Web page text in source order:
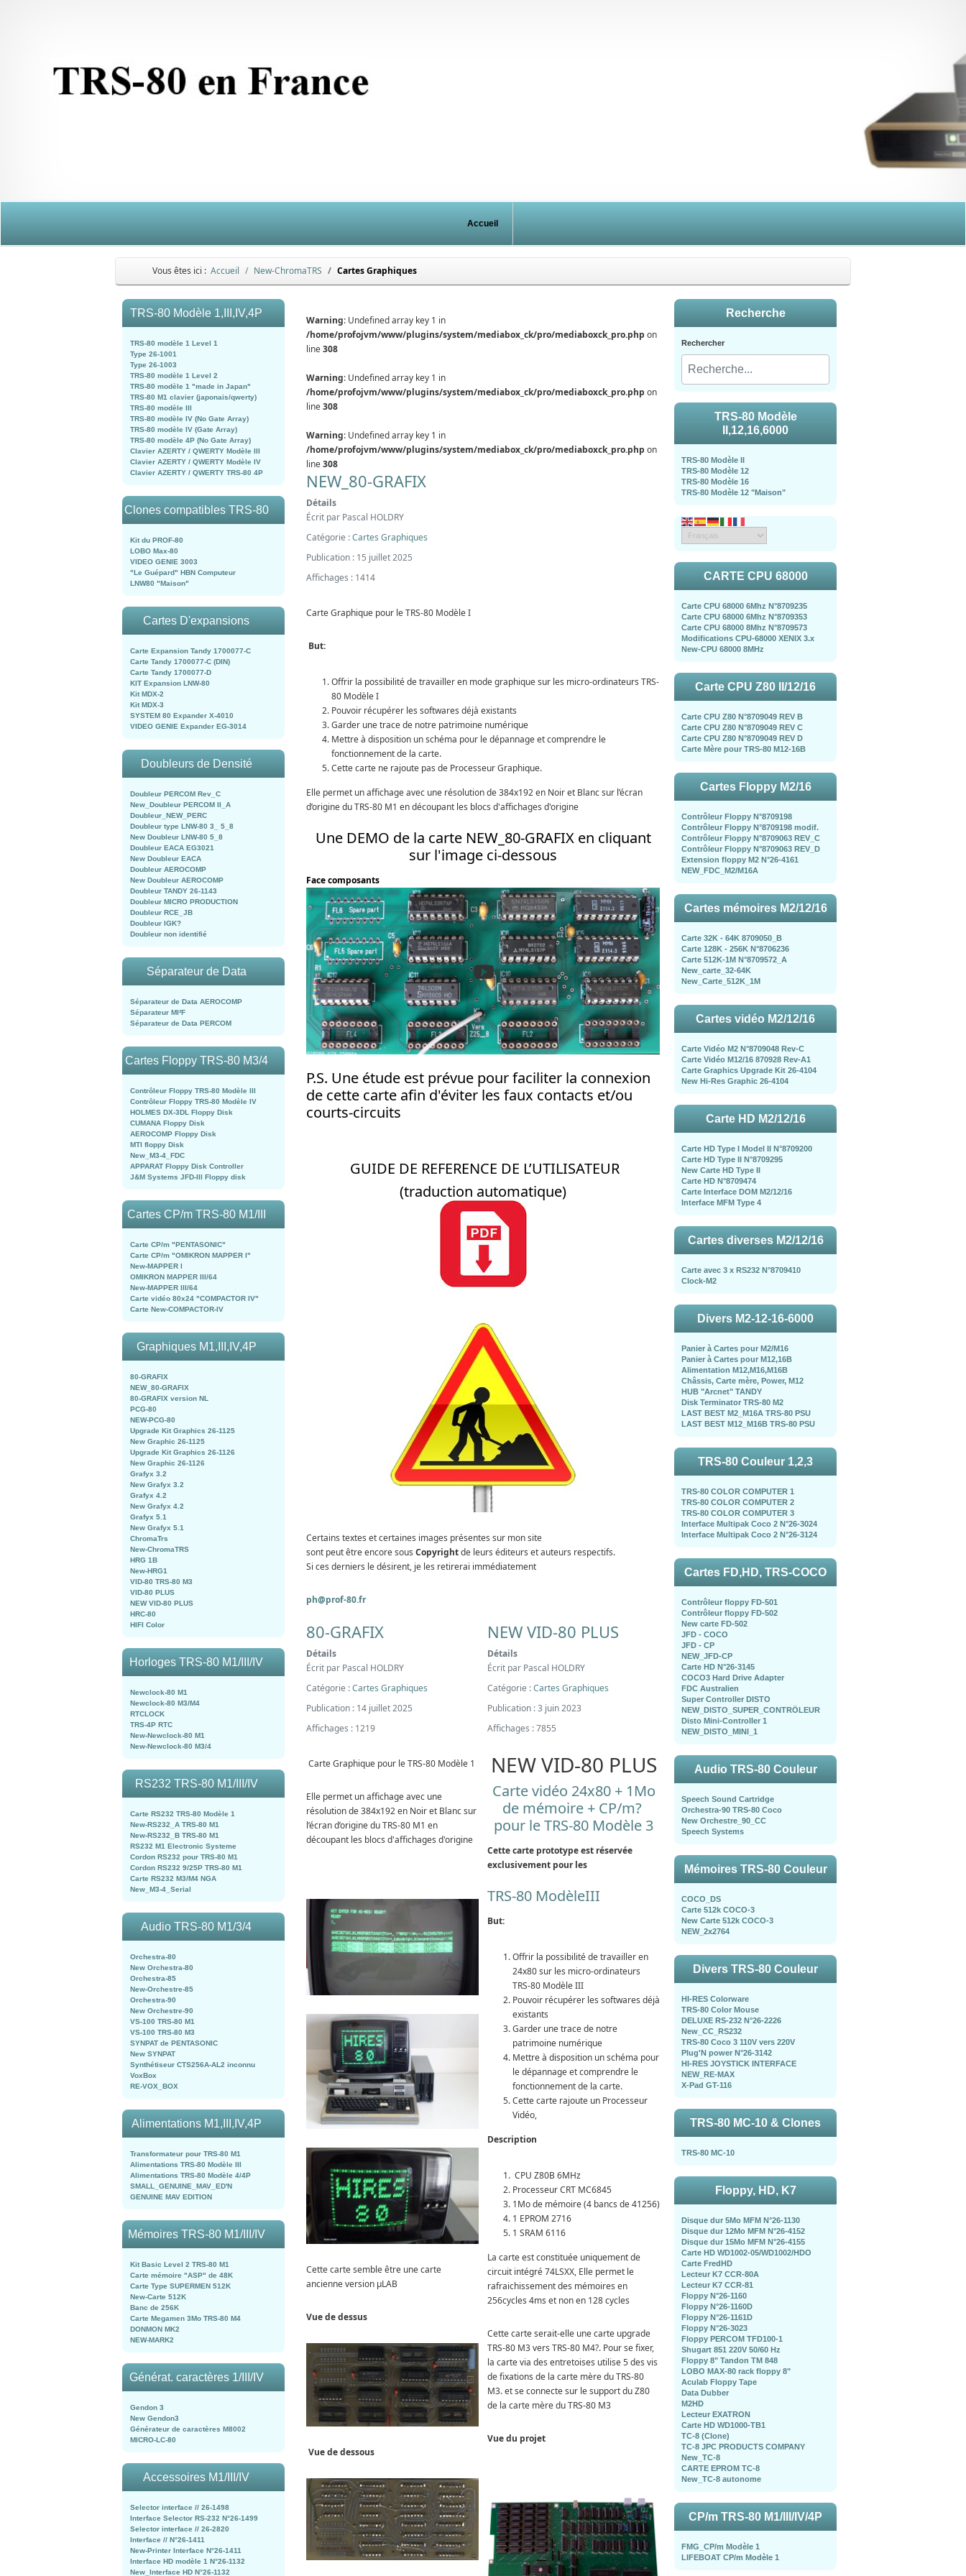
Accueil
Vous êtes ici : Accueil New-ChromaTRS Cartes Graphiques
TRS-80 Modèle 1,III,IV,4P
TRS-80 modèle 1 Level 1
Type 26-1001
Type 26-1003
TRS-80 modèle 1 Level 2
TRS-80 modèle 1 "made in Japan"
TRS-80 M1 clavier (japonais/qwerty)
TRS-80 modèle III
TRS-80 modèle IV (No Gate Array)
TRS-80 modèle IV (Gate Array)
TRS-80 modèle 4P (No Gate Array)
Clavier AZERTY / QWERTY Modèle III
Clavier AZERTY / QWERTY Modèle IV
Clavier AZERTY / QWERTY TRS-80 4P
Clones compatibles TRS-80
Kit du PROF-80
LOBO Max-80
VIDEO GENIE 3003
"Le Guépard" HBN Computeur
LNW80 "Maison"
Cartes D'expansions
Carte Expansion Tandy 1700077-C
Carte Tandy 1700077-C (DIN)
Carte Tandy 1700077-D
KIT Expansion LNW-80
Kit MDX-2
Kit MDX-3
SYSTEM 80 Expander X-4010
VIDEO GENIE Expander EG-3014
Doubleurs de Densité
Doubleur PERCOM Rev_C
New_Doubleur PERCOM II_A
Doubleur_NEW_PERC
Doubleur type LNW-80 3_ 5_8
New Doubleur LNW-80 5_8
Doubleur EACA EG3021
New Doubleur EACA
Doubleur AEROCOMP
New Doubleur AEROCOMP
Doubleur TANDY 26-1143
Doubleur MICRO PRODUCTION
Doubleur RCE_JB
Doubleur IGK?
Doubleur non identifié
Séparateur de Data
Séparateur de Data AEROCOMP
Séparateur MI²F
Séparateur de Data PERCOM
Cartes Floppy TRS-80 M3/4
Contrôleur Floppy TRS-80 Modèle III
Contrôleur Floppy TRS-80 Modèle IV
HOLMES DX-3DL Floppy Disk
CUMANA Floppy Disk
AEROCOMP Floppy Disk
MTI floppy Disk
New_M3-4_FDC
APPARAT Floppy Disk Controller
J&M Systems JFD-III Floppy disk
Cartes CP/m TRS-80 M1/III
Carte CP/m "PENTASONIC"
Carte CP/m "OMIKRON MAPPER I"
New-MAPPER I
OMIKRON MAPPER III/64
New-MAPPER III/64
Carte vidéo 80x24 "COMPACTOR IV"
Carte New-COMPACTOR-IV
Graphiques M1,III,IV,4P
80-GRAFIX
NEW_80-GRAFIX
80-GRAFIX version NL
PCG-80
NEW-PCG-80
Upgrade Kit Graphics 26-1125
New Graphic 26-1125
Upgrade Kit Graphics 26-1126
New Graphic 26-1126
Grafyx 3.2
New Grafyx 3.2
Grafyx 4.2
New Grafyx 4.2
Grafyx 5.1
New Grafyx 5.1
ChromaTrs
New-ChromaTRS
HRG 1B
New-HRG1
VID-80 TRS-80 M3
VID-80 PLUS
NEW VID-80 PLUS
HRC-80
HIFI Color
Horloges TRS-80 M1/III/IV
Newclock-80 M1
Newclock-80 M3/M4
RTCLOCK
TRS-4P RTC
New-Newclock-80 M1
New-Newclock-80 M3/4
RS232 TRS-80 M1/III/IV
Carte RS232 TRS-80 Modèle 1
New-RS232_A TRS-80 M1
New-RS232_B TRS-80 M1
RS232 M1 Electronic Systeme
Cordon RS232 pour TRS-80 M1
Cordon RS232 9/25P TRS-80 M1
Carte RS232 M3/M4 NGA
New_M3-4_Serial
Audio TRS-80 M1/3/4
Orchestra-80
New Orchestra-80
Orchestra-85
New-Orchestre-85
Orchestra-90
New Orchestre-90
VS-100 TRS-80 M1
VS-100 TRS-80 M3
SYNPAT de PENTASONIC
New SYNPAT
Synthétiseur CTS256A-AL2 inconnu
VoxBox
RE-VOX_BOX
Alimentations M1,III,IV,4P
Transformateur pour TRS-80 M1
Alimentations TRS-80 Modèle III
Alimentations TRS-80 Modèle 4/4P
SMALL_GENUINE_MAV_ED'N
GENUINE MAV EDITION
Mémoires TRS-80 M1/III/IV
Kit Basic Level 2 TRS-80 M1
Carte mémoire "ASP" de 48K
Carte Type SUPERMEN 512K
New-Carte 512K
Banc de 256K
Carte Megamen 3Mo TRS-80 M4
DONMON MK2
NEW-MARK2
Générat. caractères 1/III/IV
Gendon 3
New Gendon3
Générateur de caractères M8002
MICRO-LC-80
Accessoires M1/III/IV
Selector interface // 26-1498
Interface Selector RS-232 N°26-1499
Selector interface // 26-2820
Interface // N°26-1411
New-Printer Interface N°26-1411
Interface HD modèle 1 N°26-1132
New_Interface HD N°26-1132
Warning: Undefined array key 1 in
/home/profojvm/www/plugins/system/mediabox_ck/pro/mediaboxck_pro.php on
line308
Warning: Undefined array key 1 in
/home/profojvm/www/plugins/system/mediabox_ck/pro/mediaboxck_pro.php on
line308
Warning: Undefined array key 1 in
/home/profojvm/www/plugins/system/mediabox_ck/pro/mediaboxck_pro.php on
line308
NEW_80-GRAFIX
Détails
Écrit par Pascal HOLDRY
Catégorie :Cartes Graphiques
Publication : 15 juillet 2025
Affichages : 1414
Carte Graphique pour le TRS-80 Modèle I
But:
Offrir la possibilité de travailler en mode graphique sur les micro-ordinateurs TRS-
80 Modèle I
Pouvoir récupérer les softwares déjà existants
Garder une trace de notre patrimoine numérique
Mettre à disposition un schéma pour le dépannage et comprendre le
fonctionnement de la carte.
Cette carte ne rajoute pas de Processeur Graphique.
Elle permet un affichage avec une résolution de 384x192 en Noir et Blanc sur l’écran
d’origine du TRS-80 M1 en découpant les blocs d'affichages d'origine
Une DEMO de la carte NEW_80-GRAFIX en cliquant
sur l'image ci-dessous
Face composants
P.S. Une étude est prévue pour faciliter la connexion
de cette carte afin d'éviter les faux contacts et/ou
courts-circuits
GUIDE DE REFERENCE DE L’UTILISATEUR
(traduction automatique)
Certains textes et certaines images présentes sur mon site
sont peut être encore sous Copyrightde leurs éditeurs et auteurs respectifs.
Si ces derniers le désirent, je les retirerai immédiatement
ph@prof-80.fr
80-GRAFIX
Détails
Écrit par Pascal HOLDRY
Catégorie :Cartes Graphiques
Publication : 14 juillet 2025
Affichages : 1219
Carte Graphique pour le TRS-80 Modèle 1
Elle permet un affichage avec une
résolution de 384x192 en Noir et Blanc sur
l’écran d’origine du TRS-80 M1 en
découpant les blocs d'affichages d'origine
Cette carte semble être une carte
ancienne version µLAB
Vue de dessus
Vue de dessous
NEW VID-80 PLUS
Détails
Écrit par Pascal HOLDRY
Catégorie :Cartes Graphiques
Publication : 3 juin 2023
Affichages : 7855
NEW VID-80 PLUS
Carte vidéo 24x80 + 1Mo
de mémoire + CP/m?
pour le TRS-80 Modèle 3
Cette carte prototype est réservée
exclusivement pour les
TRS-80 ModèleIII
But:
Offrir la possibilité de travailler en
24x80 sur les micro-ordinateurs
TRS-80 Modèle III
Pouvoir récupérer les softwares déjà
existants
Garder une trace de notre
patrimoine numérique
Mettre à disposition un schéma pour
le dépannage et comprendre le
fonctionnement de la carte.
Cette carte rajoute un Processeur
Vidéo,
Description
CPU Z80B 6MHz
Processeur CRT MC6845
1Mo de mémoire (4 bancs de 41256)
1 EPROM 2716
1 SRAM 6116
La carte est constituée uniquement de
circuit intégré 74LSXX, Elle permet le
rafraichissement des mémoires en
256cycles 4ms et non en 128 cycles
Cette carte serait-elle une carte upgrade
TRS-80 M3 vers TRS-80 M4?. Pour se fixer,
la carte via des entretoises utilise 5 des vis
de fixations de la carte mère du TRS-80
M3. et se connecte sur le support du Z80
de la carte mère du TRS-80 M3
Vue du projet
Recherche
Rechercher
TRS-80 Modèle
II,12,16,6000
TRS-80 Modèle II
TRS-80 Modèle 12
TRS-80 Modèle 16
TRS-80 Modèle 12 "Maison"
CARTE CPU 68000
Carte CPU 68000 6Mhz N°8709235
Carte CPU 68000 6Mhz N°8709353
Carte CPU 68000 8Mhz N°8709573
Modifications CPU-68000 XENIX 3.x
New-CPU 68000 8MHz
Carte CPU Z80 II/12/16
Carte CPU Z80 N°8709049 REV B
Carte CPU Z80 N°8709049 REV C
Carte CPU Z80 N°8709049 REV D
Carte Mère pour TRS-80 M12-16B
Cartes Floppy M2/16
Contrôleur Floppy N°8709198
Contrôleur Floppy N°8709198 modif.
Contrôleur Floppy N°8709063 REV_C
Contrôleur Floppy N°8709063 REV_D
Extension floppy M2 N°26-4161
NEW_FDC_M2/M16A
Cartes mémoires M2/12/16
Carte 32K - 64K 8709050_B
Carte 128K - 256K N°8706236
Carte 512K-1M N°8709572_A
New_carte_32-64K
New_Carte_512K_1M
Cartes vidéo M2/12/16
Carte Vidéo M2 N°8709048 Rev-C
Carte Vidéo M12/16 870928 Rev-A1
Carte Graphics Upgrade Kit 26-4104
New Hi-Res Graphic 26-4104
Carte HD M2/12/16
Carte HD Type I Model II N°8709200
Carte HD Type II N°8709295
New Carte HD Type II
Carte HD N°8709474
Carte Interface DOM M2/12/16
Interface MFM Type 4
Cartes diverses M2/12/16
Carte avec 3 x RS232 N°8709410
Clock-M2
Divers M2-12-16-6000
Panier à Cartes pour M2/M16
Panier à Cartes pour M12,16B
Alimentation M12,M16,M16B
Châssis, Carte mère, Power, M12
HUB "Arcnet" TANDY
Disk Terminator TRS-80 M2
LAST BEST M2_M16A TRS-80 PSU
LAST BEST M12_M16B TRS-80 PSU
TRS-80 Couleur 1,2,3
TRS-80 COLOR COMPUTER 1
TRS-80 COLOR COMPUTER 2
TRS-80 COLOR COMPUTER 3
Interface Multipak Coco 2 N°26-3024
Interface Multipak Coco 2 N°26-3124
Cartes FD,HD, TRS-COCO
Contrôleur floppy FD-501
Contrôleur floppy FD-502
New carte FD-502
JFD - COCO
JFD - CP
NEW_JFD-CP
Carte HD N°26-3145
COCO3 Hard Drive Adapter
FDC Australien
Super Controller DISTO
NEW_DISTO_SUPER_CONTRÖLEUR
Disto Mini-Controller 1
NEW_DISTO_MINI_1
Audio TRS-80 Couleur
Speech Sound Cartridge
Orchestra-90 TRS-80 Coco
New Orchestre_90_CC
Speech Systems
Mémoires TRS-80 Couleur
COCO_DS
Carte 512k COCO-3
New Carte 512k COCO-3
NEW_2x2764
Divers TRS-80 Couleur
HI-RES Colorware
TRS-80 Color Mouse
DELUXE RS-232 N°26-2226
New_CC_RS232
TRS-80 Coco 3 110V vers 220V
Plug'N power N°26-3142
HI-RES JOYSTICK INTERFACE
NEW_RE-MAX
X-Pad GT-116
TRS-80 MC-10 & Clones
TRS-80 MC-10
Floppy, HD, K7
Disque dur 5Mo MFM N°26-1130
Disque dur 12Mo MFM N°26-4152
Disque dur 15Mo MFM N°26-4155
Carte HD WD1002-05/WD1002/HDO
Carte FredHD
Lecteur K7 CCR-80A
Lecteur K7 CCR-81
Floppy N°26-1160
Floppy N°26-1160D
Floppy N°26-1161D
Floppy N°26-3023
Floppy PERCOM TFD100-1
Shugart 851 220V 50/60 Hz
Floppy 8" Tandon TM 848
LOBO MAX-80 rack floppy 8"
Aculab Floppy Tape
Data Dubber
M2HD
Lecteur EXATRON
Carte HD WD1000-TB1
TC-8 (Clone)
TC-8 JPC PRODUCTS COMPANY
New_TC-8
CARTE EPROM TC-8
New_TC-8 autonome
CP/m TRS-80 M1/III/IV/4P
FMG_CP/m Modèle 1
LIFEBOAT CP/m Modèle 1